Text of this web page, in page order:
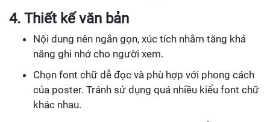
4. Thiết kế văn bản
Nội dung nên ngắn gọn, xúc tích nhằm tăng khả
năng ghi nhớ cho người xem.
Chọn font chữ dễ đọc và phù hợp với phong cách
của poster. Tránh sử dụng quá nhiều kiểu font chữ
khác nhau.